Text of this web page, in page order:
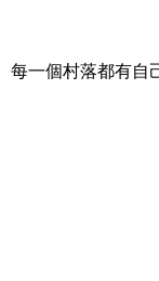
一個村落都有